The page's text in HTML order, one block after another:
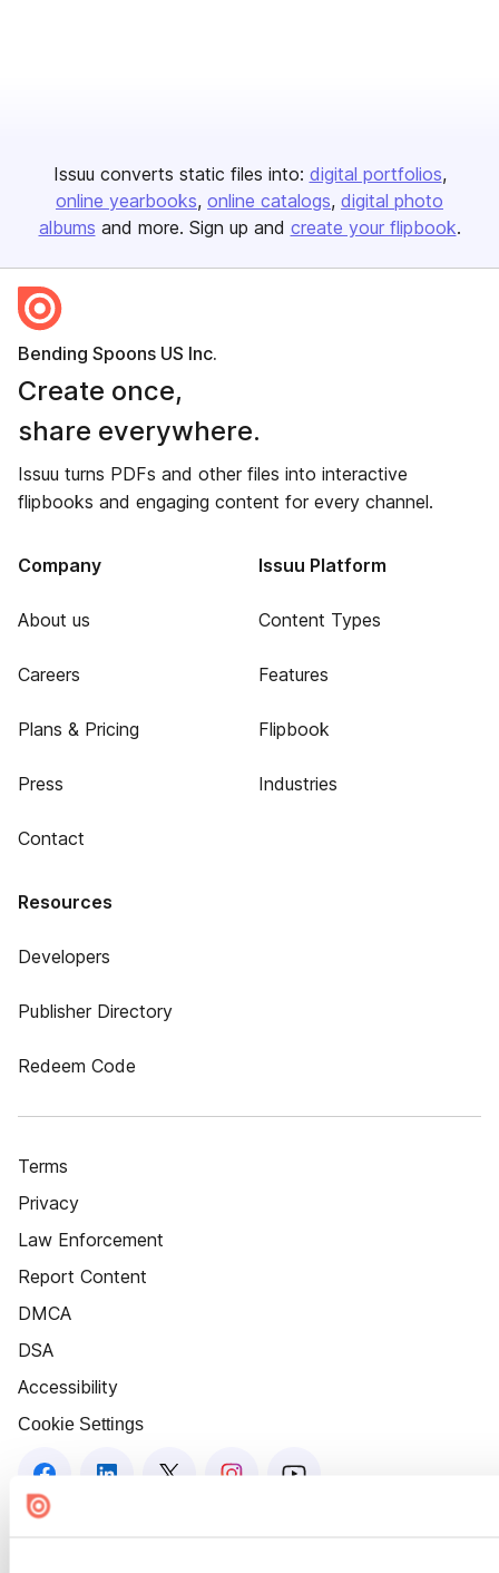
Issuu converts static files into: digital portfolios
online yearbooks online catalogs digital photo
albums and more. Sign up and create your flipbook.
Bending Spoons US Inc.
Create once,
share everywhere.
Issuu turns PDFs and other files into interactive
flipbooks and engaging content for every channel.
Company
About us
Careers
Plans & Pricing
Press
Contact
Issuu Platform
Content Types
Features
Flipbook
Industries
Resources
Developers
Publisher Directory
Redeem Code
Terms
Privacy
Law Enforcement
Report Content
DMCA
DSA
Accessibility
Cookie Settings